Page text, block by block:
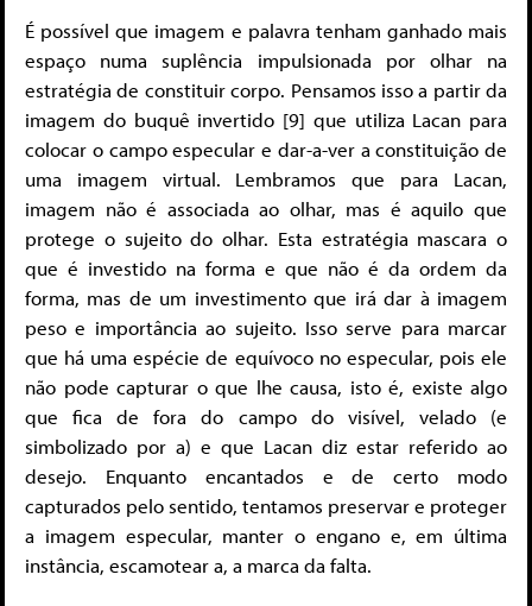
É possível que imagem e palavra tenham ganhado mais
espaço numa suplência impulsionada por olhar na
estratégia de constituir corpo. Pensamos isso a partir da
imagem do buquê invertido [9] que utiliza Lacan para
colocar o campo especular e dar-a-ver a constituição de
uma imagem virtual. Lembramos que para Lacan,
imagem não é associada ao olhar, mas é aquilo que
protege o sujeito do olhar. Esta estratégia mascara o
que é investido na forma e que não é da ordem da
forma, mas de um investimento que irá dar à imagem
peso e importância ao sujeito. Isso serve para marcar
que há uma espécie de equívoco no especular, pois ele
não pode capturar o que lhe causa, isto é, existe algo
que fica de fora do campo do visível, velado (e
simbolizado por a) e que Lacan diz estar referido ao
desejo. Enquanto encantados e de certo modo
capturados pelo sentido, tentamos preservar e proteger
a imagem especular, manter o engano e, em última
instância, escamotear a, a marca da falta.